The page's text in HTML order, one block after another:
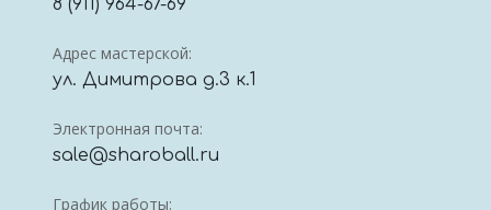
8 (911) 964-67-69
Адрес мастерской:
ул. Димитрова д.3 к.1
Электронная почта:
sale@sharoball.ru
График работы: